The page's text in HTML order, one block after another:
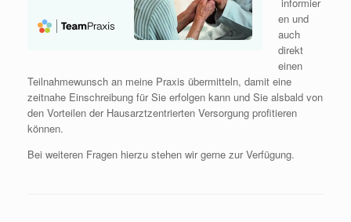
en und
auch
direkt
einen
Teilnahmewunsch an meine Praxis übermitteln, damit eine
zeitnahe Einschreibung für Sie erfolgen kann und Sie alsbald von
den Vorteilen der Hausarztzentrierten Versorgung profitieren
können.
Bei weiteren Fragen hierzu stehen wir gerne zur Verfügung.